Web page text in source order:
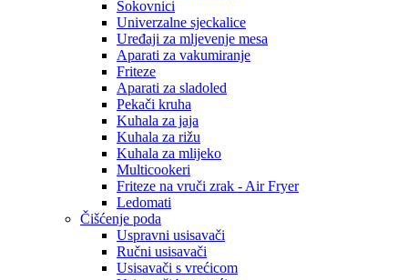
Sokovnici
Univerzalne sjeckalice
Uređaji za mljevenje mesa
Aparati za vakumiranje
Friteze
Aparati za sladoled
Pekači kruha
Kuhala za jaja
Kuhala za rižu
Kuhala za mlijeko
Multicookeri
Friteze na vruči zrak - Air Fryer
Ledomati
Čišćenje poda
Uspravni usisavači
Ručni usisavači
Usisavači s vrećicom